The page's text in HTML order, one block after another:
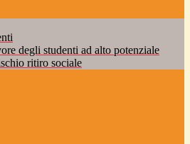
degli studenti ad alto potenziale
ritiro sociale